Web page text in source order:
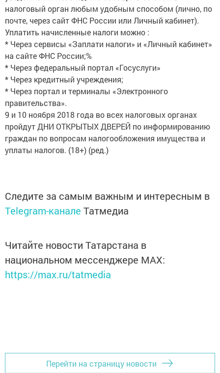
налоговый орган любым удобным способом (лично, по
почте, через сайт ФНС России или Личный кабинет).
Уплатить начисленные налоги можно :
* Через сервисы «Заплати налоги» и «Личный кабинет»
на сайте ФНС России;%
* Через федеральный портал «Госуслуги»
* Через кредитный учреждения;
* Через портал и терминалы «Электронного
правительства».
9 и 10 ноября 2018 года во всех налоговых органах
пройдут ДНИ ОТКРЫТЫХ ДВЕРЕЙ по информированию
граждан по вопросам налогообложения имущества и
уплаты налогов. (18+) (ред.)
Следите за самым важным и интересным в
Telegram-канале Татмедиа
Читайте новости Татарстана в
национальном мессенджере MАХ:
https://max.ru/tatmedia
Перейти на страницу новости